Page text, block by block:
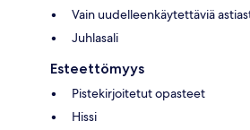
Vain uudelleenkäytettäviä
Juhlasali
Esteettömyys
Pistekirjoitetut opasteet
Hissi